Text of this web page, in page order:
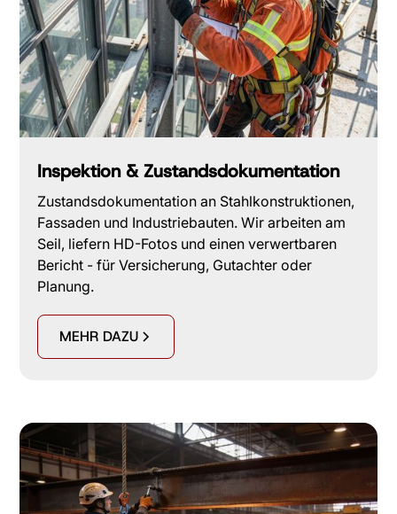
Inspektion & Zustandsdokumentation
Zustandsdokumentation an Stahlkonstruktionen,
Fassaden und Industriebauten. Wir arbeiten am
Seil, liefern HD-Fotos und einen verwertbaren
Bericht - für Versicherung, Gutachter oder
Planung.
MEHR DAZU